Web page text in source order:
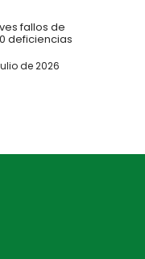
fallos de
deficiencias
de 2026